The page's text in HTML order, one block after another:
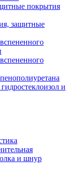
покрытия
защитные
и
и шнур